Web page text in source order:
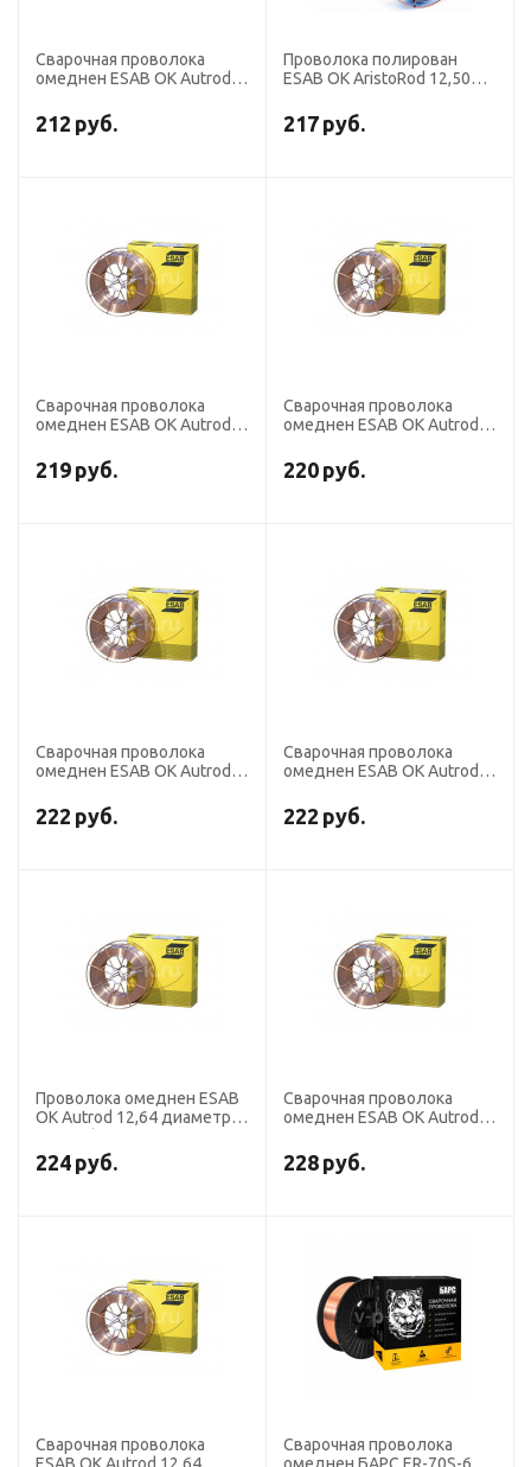
Сварочная проволока
омеднен ESAB OK Autrod
(бочка 250 кг аналог
СВ-08Г2С)
212 руб.
Проволока полирован
ESAB OK AristoRod 12,50
(кассета 18 кг)
217 руб.
Сварочная проволока
омеднен ESAB OK Autrod
(бочка 250 кг аналог
СВ-08Г2С)
219 руб.
Сварочная проволока
омеднен ESAB OK Autrod
Чехия (кассета 18 кг аналог
СВ-08Г2С)
220 руб.
Сварочная проволока
омеднен ESAB OK Autrod
(кассета 15 кг аналог
СВ-08Г2С) без адаптера
222 руб.
Сварочная проволока
омеднен ESAB OK Autrod
Чехия (кассета 18 кг аналог
СВ-08Г2С)
222 руб.
Проволока омеднен ESAB
OK Autrod 12,64 диаметр
аналог СВ-08Г2С)
224 руб.
Сварочная проволока
омеднен ESAB OK Autrod
(кассета 18 кг аналог
СВ-08Г2С)
228 руб.
Сварочная проволока
Сварочная проволока